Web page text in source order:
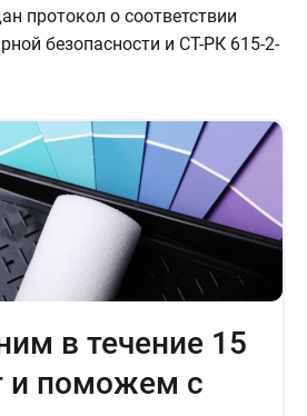
протокол о соответствии
безопасности и СТ-РК 615-2-
в течение 15
и поможем с